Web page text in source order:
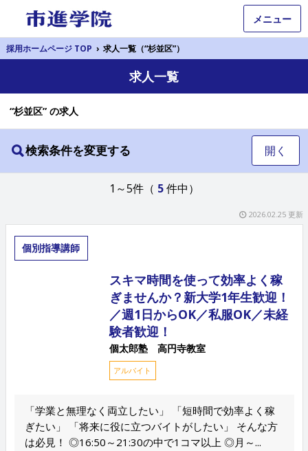
メニュー
採用ホームページ TOP › 求人一覧（“杉並区”）
求人一覧
“杉並区” の求人
検索条件を変更する 開く
1～5件（ 5 件中）
2026.02.25 更新
個別指導講師
スキマ時間を使って効率よく稼
ぎませんか？新大学1年生歓迎！
／週1日からOK／私服OK／未経
験者歓迎！
個太郎塾 高円寺教室
アルバイト
「学業と無理なく両立したい」 「短時間で効率よく稼
ぎたい」 「将来に役に立つバイトがしたい」 そんな方
は必見！ ◎16:50～21:30の中で1コマ以上 ◎月～...